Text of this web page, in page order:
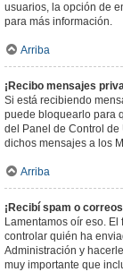
usuarios, la opción de
para más información.
Arriba
¡Recibo mensajes
Si está recibiendo
puede bloquearlo para
del Panel de Control
dichos mensajes a los
Arriba
¡Recibí spam o
Lamentamos oír eso.
controlar quién ha
Administración y
muy importante que